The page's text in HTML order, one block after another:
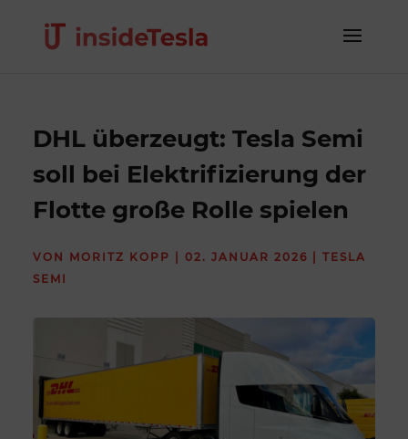
DHL überzeugt: Tesla Semi
soll bei Elektrifizierung der
Flotte große Rolle spielen
VON MORITZ KOPP |02. JANUAR 2026 |TESLA
SEMI